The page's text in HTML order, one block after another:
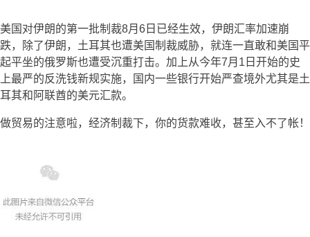
美国对伊朗的第一批制裁8月6日已经生效，伊朗汇率加速崩
跌，除了伊朗，土耳其也遭美国制裁威胁，就连一直敢和美国平
起平坐的俄罗斯也遭受沉重打击。加上从今年7月1日开始的史
上最严的反洗钱新规实施，国内一些银行开始严查境外尤其是土
耳其和阿联酋的美元汇款。
做贸易的注意啦，经济制裁下，你的货款难收，甚至入不了帐！